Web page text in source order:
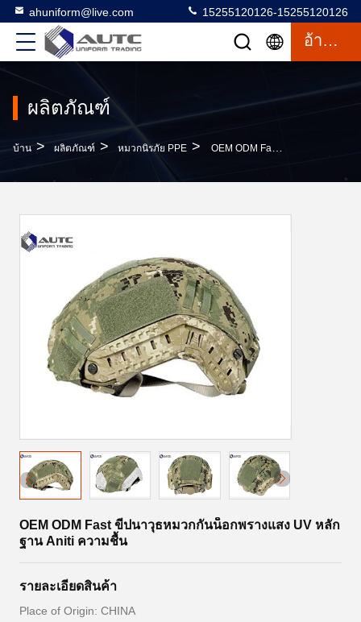
ahuniform@live.com 15255120126-15255120126
อ้างอิง
ผลิตภัณฑ์
บ้าน > ผลิตภัณฑ์ > หมวกนิรภัย PPE > OEM ODM Fast ขีปนาวุธหมวกกันน็อกพรางแสง UV หลักฐาน Aniti ความชื้น
OEM ODM Fast ขีปนาวุธหมวกกันน็อกพรางแสง UV หลัก
ฐาน Aniti ความชื้น
รายละเอียดสินค้า
Place of Origin: CHINA